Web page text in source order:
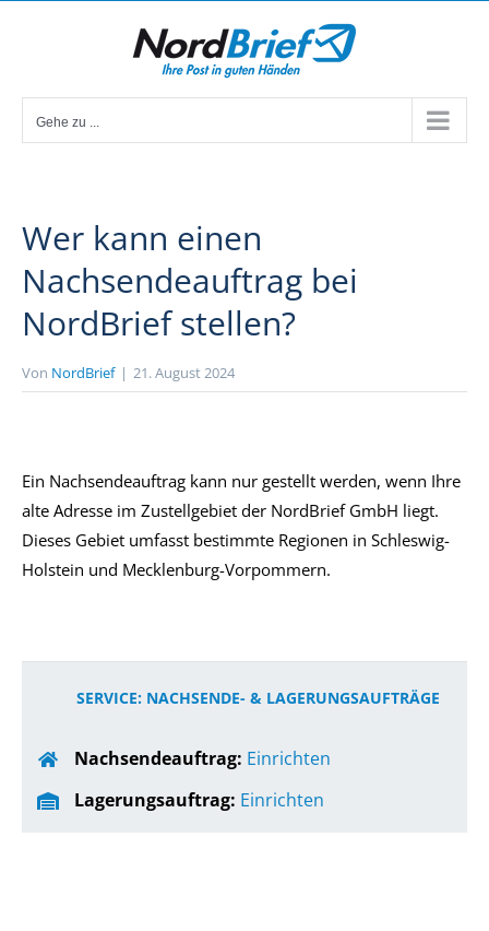
Gehe zu ...
Wer kann einen
Nachsendeauftrag bei
NordBrief stellen?
Von NordBrief | 21. August 2024
Ein Nachsendeauftrag kann nur gestellt werden, wenn Ihre
alte Adresse im Zustellgebiet der NordBrief GmbH liegt.
Dieses Gebiet umfasst bestimmte Regionen in Schleswig-
Holstein und Mecklenburg-Vorpommern.
SERVICE: NACHSENDE- & LAGERUNGSAUFTRÄGE
Nachsendeauftrag: Einrichten
Lagerungsauftrag: Einrichten